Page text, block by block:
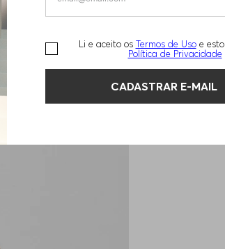
Li e aceito os Termos de Uso e
Política de Privacidade
CADASTRAR E-MAIL